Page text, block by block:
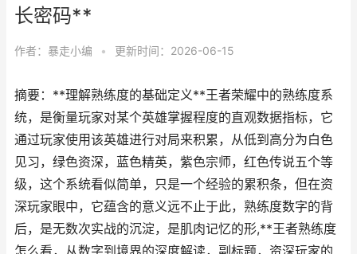
长密码**
作者： 暴走小编 • 更新时间：2026-06-15
摘要：**理解熟练度的基础定义**王者荣耀中的熟练度系
统，是衡量玩家对某个英雄掌握程度的直观数据指标，它
通过玩家使用该英雄进行对局来积累，从低到高分为白色
见习，绿色资深，蓝色精英，紫色宗师，红色传说五个等
级，这个系统看似简单，只是一个经验的累积条，但在资
深玩家眼中，它蕴含的意义远不止于此，熟练度数字的背
后，是无数次实战的沉淀，是肌肉记忆的形,**王者熟练度